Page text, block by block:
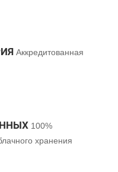
Аккредитованная
100%
хранения